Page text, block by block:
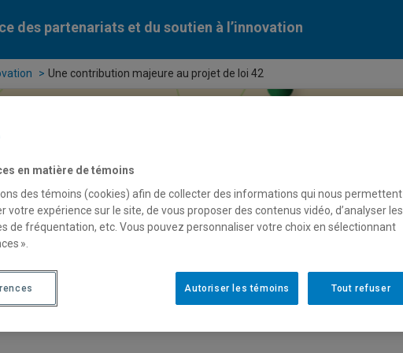
des partenariats et du soutien à l’innovation
Une contribution majeure au projet de loi 42
en matière de témoins
des témoins (cookies) afin de collecter des informations qui nous permettent
votre expérience sur le site, de vous proposer des contenus vidéo, d’analyser les
de fréquentation, etc. Vous pouvez personnaliser votre choix en sélectionnant
».
Tout refuser
Autoriser les témoins